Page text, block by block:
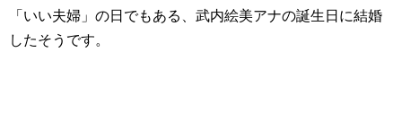
「いい夫婦」の日でもある、武内絵美アナの誕生日に結婚
したそうです。